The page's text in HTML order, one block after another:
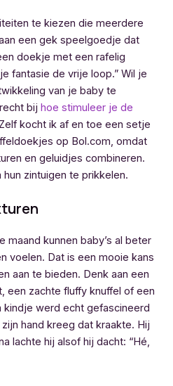
te kiezen die meerdere
een gek speelgoedje dat
doekje met een rafelig
fantasie de vrije loop.” Wil je
van je baby te
bij hoe stimuleer je de
kocht ik af en toe een setje
op Bol.com, omdat
en geluidjes combineren.
zintuigen te prikkelen.
maand kunnen baby’s al beter
voelen. Dat is een mooie kans
aan te bieden. Denk aan een
een zachte fluffy knuffel of een
werd echt gefascineerd
hand kreeg dat kraakte. Hij
lachte hij alsof hij dacht: “Hé,